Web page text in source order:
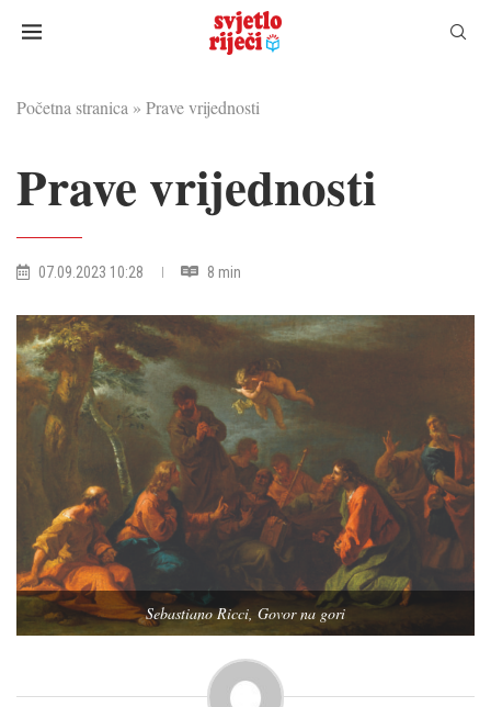
Početna stranica » Prave vrijednosti
Prave vrijednosti
07.09.2023 10:28 8 min
Sebastiano Ricci, Govor na gori